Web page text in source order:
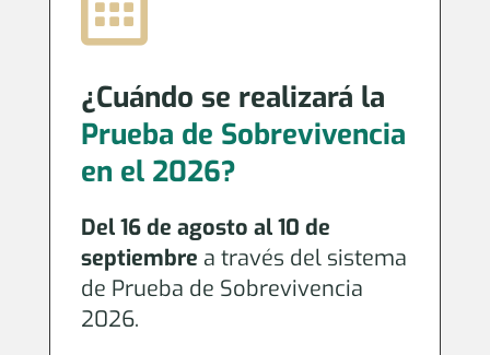
¿Cuándo se realizará la
Prueba de Sobrevivencia
en el 2026?
Del 16 de agosto al 10 de
septiembre a través del sistema
de Prueba de Sobrevivencia
2026.